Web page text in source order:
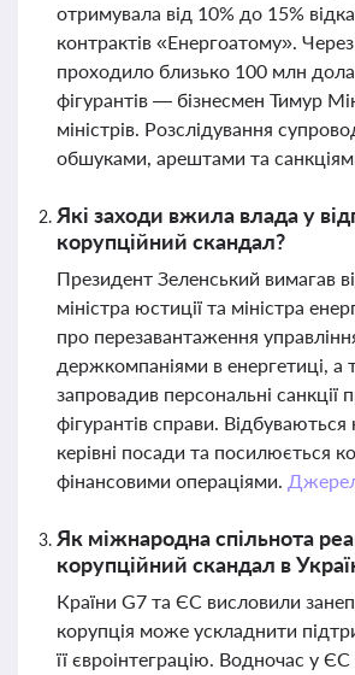
отримувала від 10% до 15%
контрактів «Енергоатому».
проходило близько 100 млн
фігурантів — бізнесмен Тимур
міністрів. Розслідування
обшуками, арештами та
Які заходи вжила влада у
корупційний скандал?
Президент Зеленський вимагав
міністра юстиції та міністра
про перезавантаження
держкомпаніями в енергетиці, а
запровадив персональні санкції
фігурантів справи. Відбуваються
керівні посади та посилюється
фінансовими операціями.
Як міжнародна спільнота
корупційний скандал в
Країни G7 та ЄС висловили
корупція може ускладнити
її євроінтеграцію. Водночас у